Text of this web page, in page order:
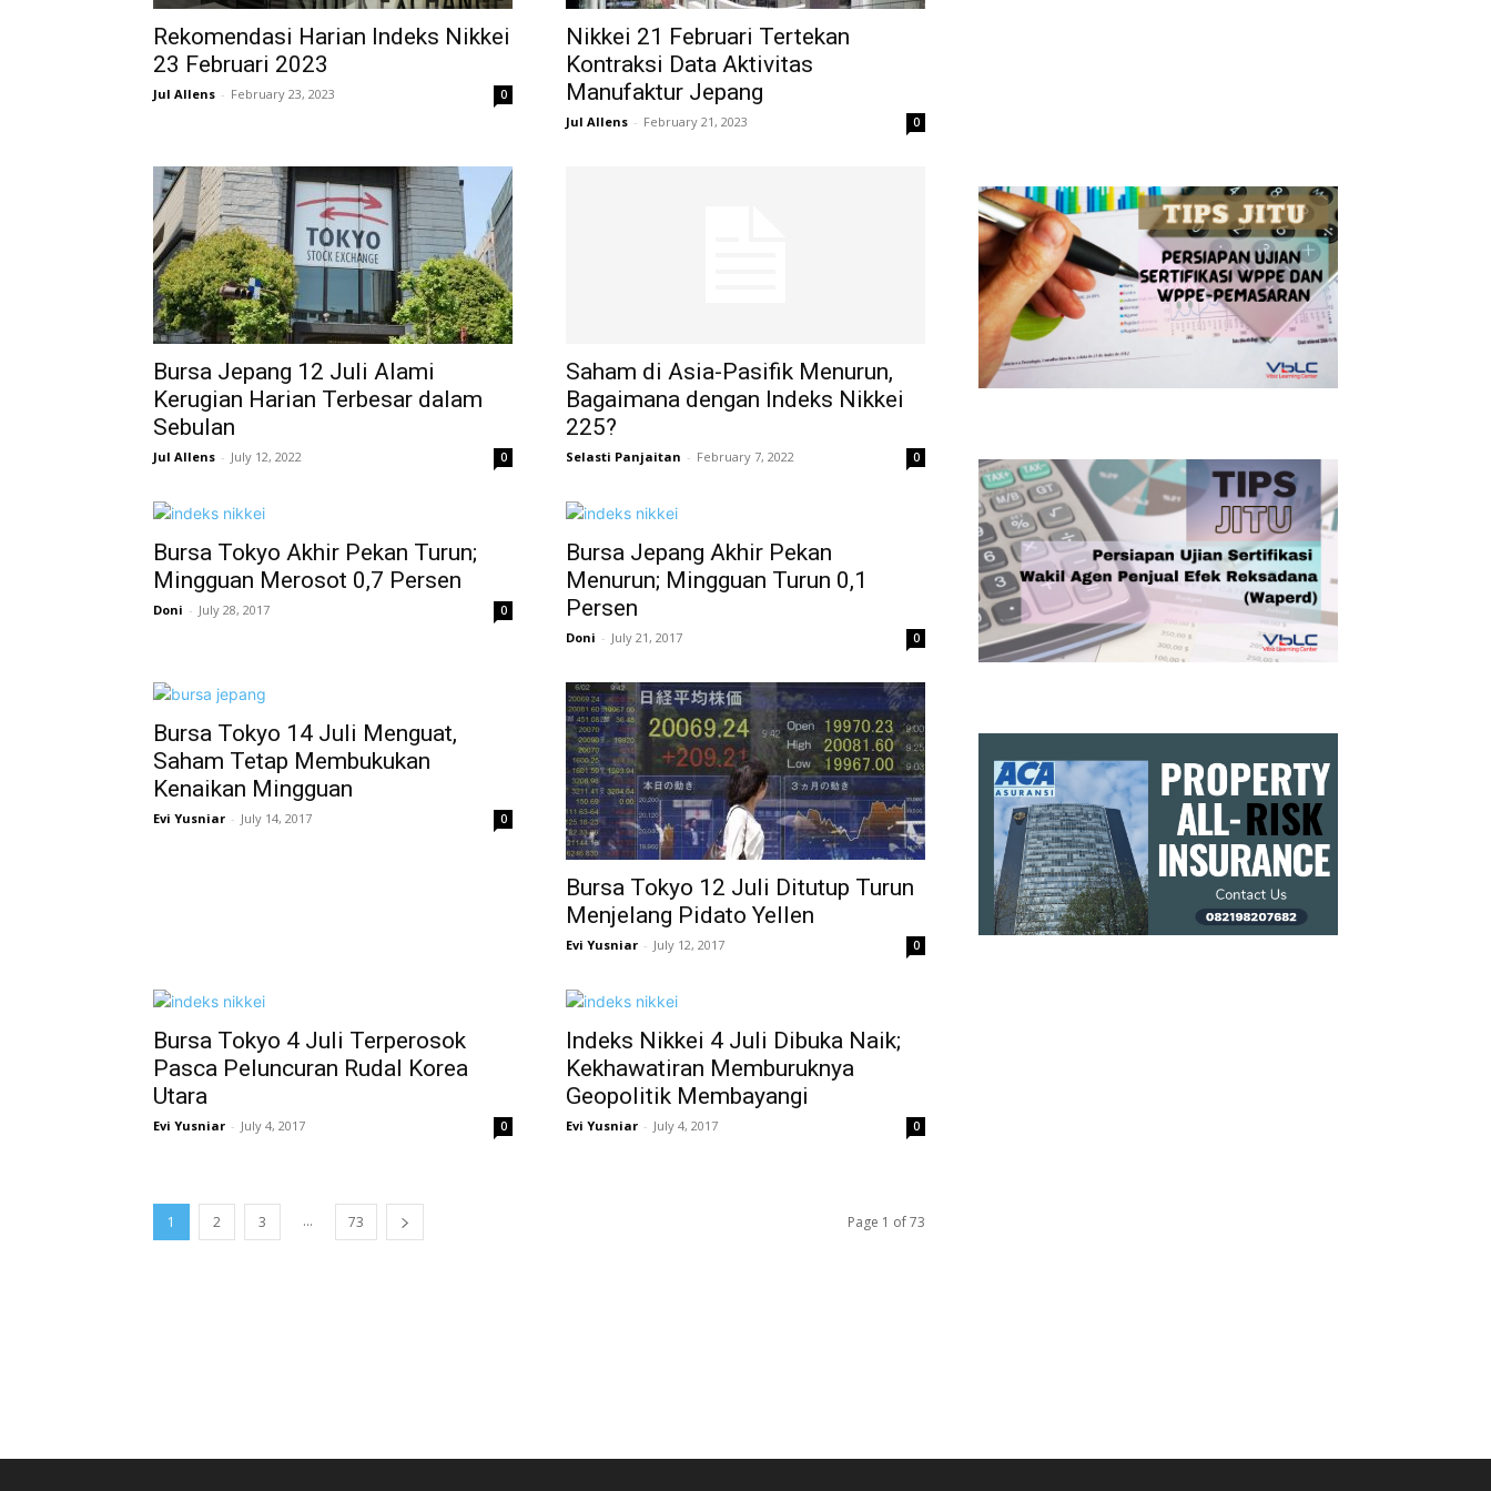
Rekomendasi Harian Indeks Nikkei
23 Februari 2023
Jul Allens - February 23, 2023 0
Nikkei 21 Februari Tertekan
Kontraksi Data Aktivitas
Manufaktur Jepang
Jul Allens - February 21, 2023 0
Bursa Jepang 12 Juli Alami
Kerugian Harian Terbesar dalam
Sebulan
Jul Allens - July 12, 2022 0
Saham di Asia-Pasifik Menurun,
Bagaimana dengan Indeks Nikkei
225?
Selasti Panjaitan - February 7, 2022 0
Bursa Tokyo Akhir Pekan Turun;
Mingguan Merosot 0,7 Persen
Doni - July 28, 2017 0
Bursa Jepang Akhir Pekan
Menurun; Mingguan Turun 0,1
Persen
Doni - July 21, 2017 0
Bursa Tokyo 14 Juli Menguat,
Saham Tetap Membukukan
Kenaikan Mingguan
Evi Yusniar - July 14, 2017 0
Bursa Tokyo 12 Juli Ditutup Turun
Menjelang Pidato Yellen
Evi Yusniar - July 12, 2017 0
Bursa Tokyo 4 Juli Terperosok
Pasca Peluncuran Rudal Korea
Utara
Evi Yusniar - July 4, 2017 0
Indeks Nikkei 4 Juli Dibuka Naik;
Kekhawatiran Memburuknya
Geopolitik Membayangi
Evi Yusniar - July 4, 2017 0
1 2 3 ... 73 Page 1 of 73